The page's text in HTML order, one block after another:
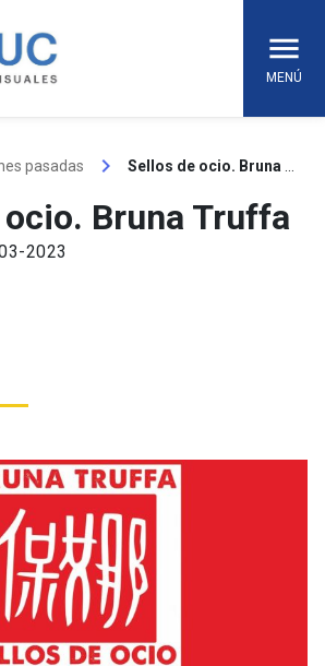
MENÚ
pasadas keyboard_arrow_right
Bruna Truffa
2023